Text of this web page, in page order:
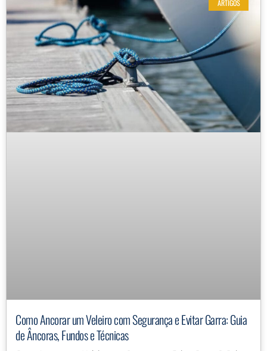
ARTIGOS
Como Ancorar um Veleiro com Segurança e Evitar Garra: Guia
de Âncoras, Fundos e Técnicas